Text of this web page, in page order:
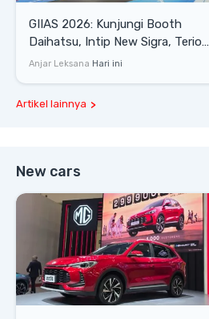
GIIAS 2026: Kunjungi Booth
Daihatsu, Intip New Sigra, Terios
SE hingga Gran Max Blind Van
Anjar Leksana Hari ini
Artikel lainnya
New cars